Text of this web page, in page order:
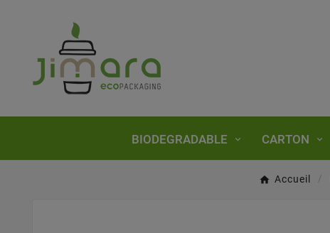
BIODEGRADABLE CARTON
Accueil